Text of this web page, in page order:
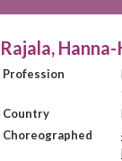
Rajala, Hanna-
Profession
Country
Choreographed